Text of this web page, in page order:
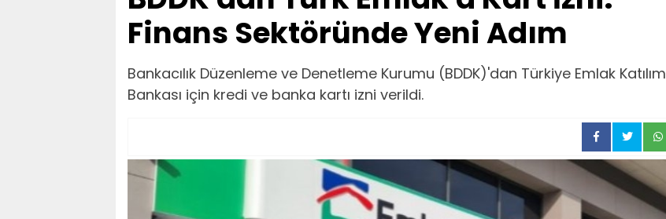
Finans Sektöründe Yeni Adım
Bankacılık Düzenleme ve Denetleme Kurumu (BDDK)'dan Türkiye Emlak Katılım
Bankası için kredi ve banka kartı izni verildi.